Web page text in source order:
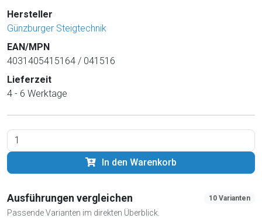
Hersteller
Günzburger Steigtechnik
EAN/MPN
4031405415164 / 041516
Lieferzeit
4 - 6 Werktage
In den Warenkorb
Ausführungen vergleichen
Passende Varianten im direkten Überblick.
10 Varianten